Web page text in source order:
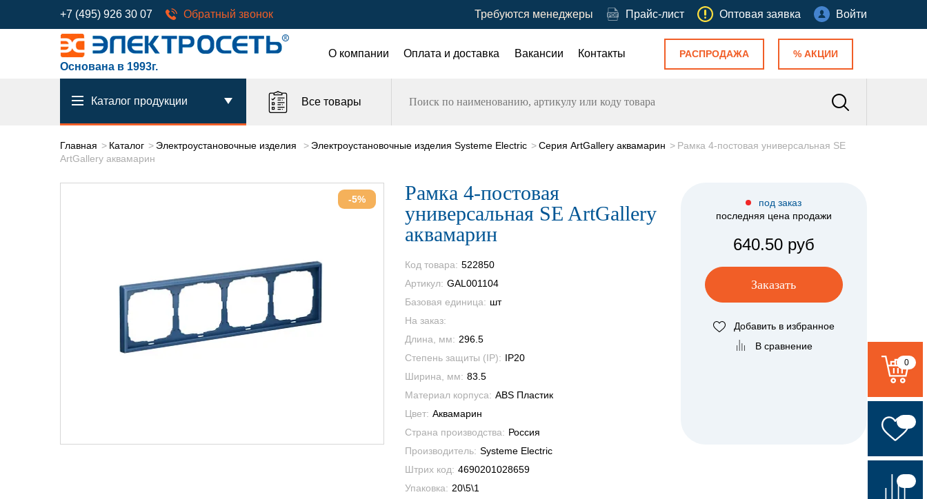
+7 (495) 926 30 07 Обратный звонок Требуются менеджеры Прайс-лист Оптовая заявка Войти
Основана в 1993г.
О компании Оплата и доставка Вакансии Контакты РАСПРОДАЖА % АКЦИИ
Каталог продукции Все товары
Главная Каталог Электроустановочные изделия Электроустановочные изделия Systeme Electric Серия ArtGallery аквамарин
Рамка 4-постовая универсальная SE
ArtGallery аквамарин
-5%
Рамка 4-постовая
универсальная SE ArtGallery
аквамарин
Код товара: 522850
Артикул: GAL001104
Базовая единица: шт
На заказ:
Длина, мм: 296.5
Степень защиты (IP): IP20
Ширина, мм: 83.5
Материал корпуса: ABS Пластик
Цвет: Аквамарин
Страна производства: Россия
Производитель: Systeme Electric
Штрих код: 4690201028659
Упаковка: 20\5\1
под заказ
последняя цена продажи
640.50 руб
Заказать
Добавить в избранное
В сравнение
0